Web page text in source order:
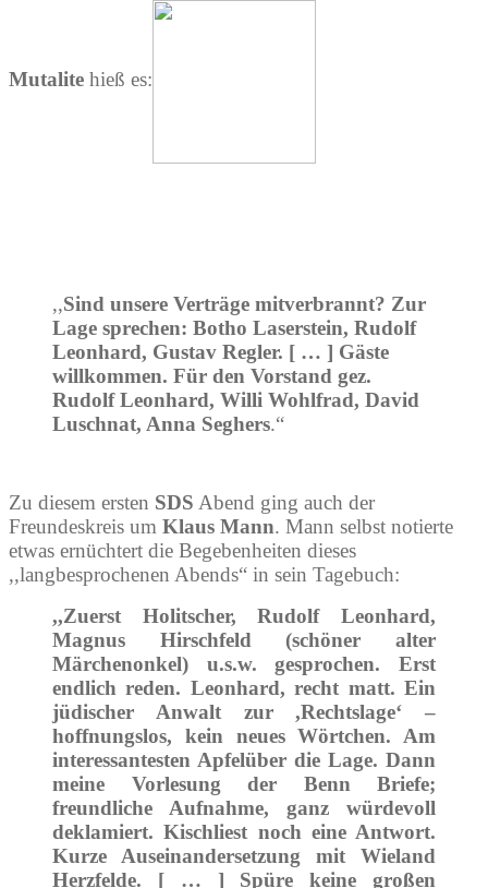
Mutalite hieß es:
,,Sind unsere Verträge mitverbrannt? Zur
Lage sprechen: Botho Laserstein, Rudolf
Leonhard, Gustav Regler. [ … ] Gäste
willkommen. Für den Vorstand gez.
Rudolf Leonhard, Willi Wohlfrad, David
Luschnat, Anna Seghers.“
Zu diesem ersten SDS­ Abend ging auch der
Freundeskreis um Klaus Mann. Mann selbst notierte
etwas ernüchtert die Begebenheiten dieses
,,langbesprochenen Abends“ in sein Tagebuch:
,,Zuerst Holitscher, Rudolf Leonhard,
Magnus Hirschfeld (schöner alter
Märchenonkel) u.s.w. gesprochen. Erst
endlich reden. Leonhard, recht matt. Ein
jüdischer Anwalt zur ,Rechtslage‘ –
hoffnungslos, kein neues Wörtchen. Am
interessantesten Apfelüber die Lage. Dann
meine Vorlesung der Benn Briefe;
freundliche Aufnahme, ganz würdevoll
deklamiert. Kischliest noch eine Antwort.
Kurze Auseinandersetzung mit Wieland
Herzfelde. [ … ] Spüre keine großen